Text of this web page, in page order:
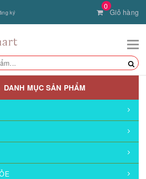
0
Giỏ hàng
ký
DANH MỤC SẢN PHẨM